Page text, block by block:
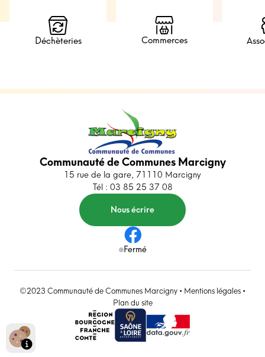
Déchèteries Commerces
Communauté de Communes Marcigny
15 rue de la gare, 71110 Marcigny
Tél : 03 85 25 37 08
Nous écrire
Fermé
©2023 Communauté de Communes Marcigny • Mentions légales •
Plan du site